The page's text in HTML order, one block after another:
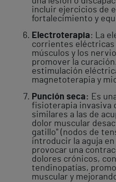
incluir ejercicios de
fortalecimiento y
Electroterapia: La
corrientes eléctricas
músculos y los
promover la
estimulación
magnetoterapia y
Punción seca: Es
fisioterapia invasiva
similares a las de
dolor muscular
gatillo" (nodos de
introducir la aguja
provocar una
dolores crónicos,
tendinopatías,
muscular y